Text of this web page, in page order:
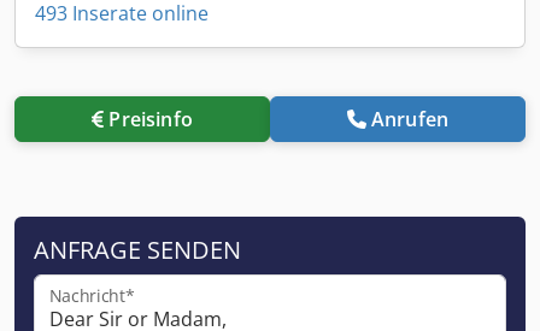
493 Inserate online
Preisinfo Anrufen
ANFRAGE SENDEN
Nachricht*